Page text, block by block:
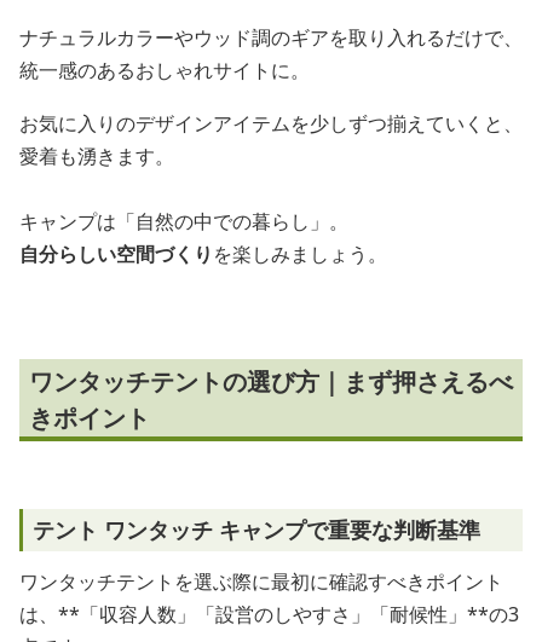
ナチュラルカラーやウッド調のギアを取り入れるだけで、
統一感のあるおしゃれサイトに。
お気に入りのデザインアイテムを少しずつ揃えていくと、
愛着も湧きます。
キャンプは「自然の中での暮らし」。
自分らしい空間づくり を楽しみましょう。
ワンタッチテントの選び方｜まず押さえるべ
きポイント
テント ワンタッチ キャンプで重要な判断基準
ワンタッチテントを選ぶ際に最初に確認すべきポイント
は、**「収容人数」「設営のしやすさ」「耐候性」**の3